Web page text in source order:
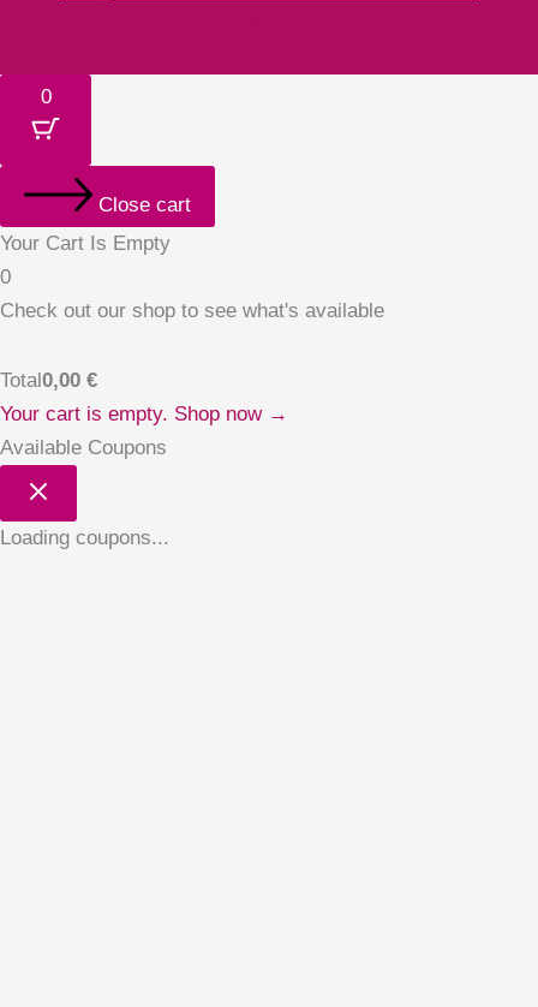
0
Close cart
Your Cart Is Empty
0
Check out our shop to see what's available
Total0,00 €
Your cart is empty. Shop now →
Available Coupons
Loading coupons...